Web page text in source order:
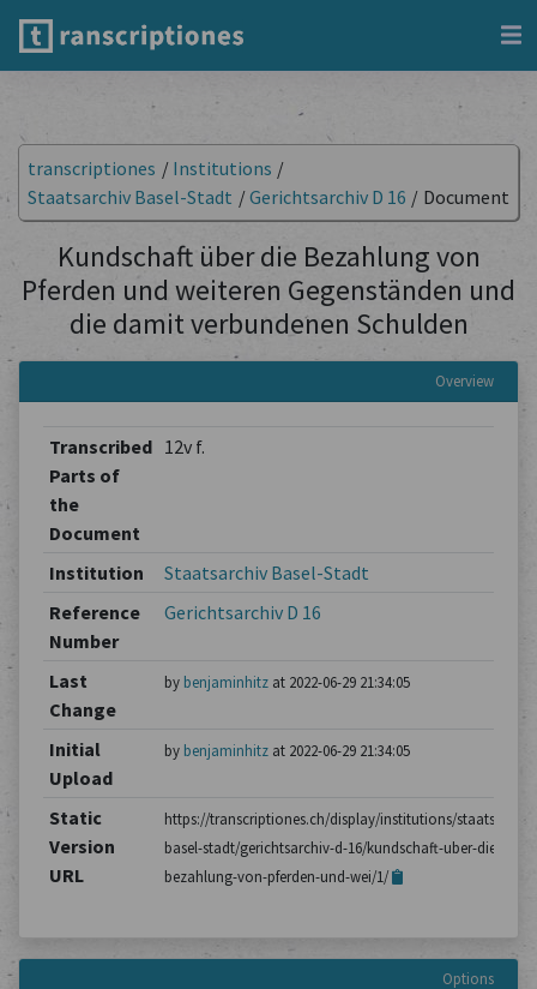
transcriptiones / Institutions /
Staatsarchiv Basel-Stadt /Gerichtsarchiv D 16 / Document
Kundschaft über die Bezahlung von
Pferden und weiteren Gegenständen und
die damit verbundenen Schulden
Overview
Transcribed
Parts of
the
Document
12v f.
Institution
Staatsarchiv Basel-Stadt
Reference
Number
Gerichtsarchiv D 16
Last
Change
by benjaminhitzat 2022-06-29 21:34:05
Initial
Upload
by benjaminhitzat 2022-06-29 21:34:05
Static
Version
URL
https://transcriptiones.ch/display/institutions/
basel-stadt/gerichtsarchiv-d-16/kundschaft-uber-die-
bezahlung-von-pferden-und-wei/1/
Options